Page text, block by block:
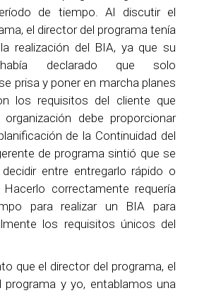
de tiempo. Al discutir el
el director del programa tenía
realización del BIA, ya que su
había declarado que solo
prisa y poner en marcha planes
los requisitos del cliente que
debe proporcionar
de la Continuidad del
de programa sintió que se
entre entregarlo rápido o
Hacerlo correctamente requería
para realizar un BIA para
los requisitos únicos del
que el director del programa, el
programa y yo, entablamos una